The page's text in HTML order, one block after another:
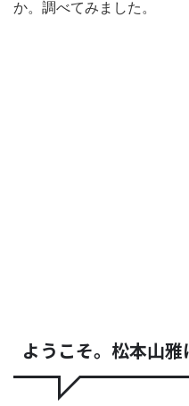
か。調べてみました。
ようこそ。松本山雅